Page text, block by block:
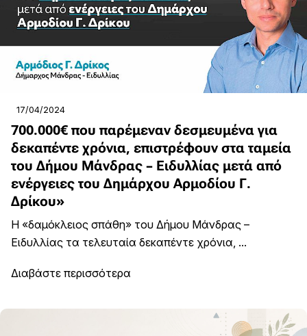
17/04/2024
700.000€ που παρέμεναν δεσμευμένα για
δεκαπέντε χρόνια, επιστρέφουν στα ταμεία
του Δήμου Μάνδρας – Ειδυλλίας μετά από
ενέργειες του Δημάρχου Αρμοδίου Γ.
Δρίκου»
Η «δαµόκλειος σπάθη» του Δήμου Μάνδρας –
Ειδυλλίας τα τελευταία δεκαπέντε χρόνια, ...
Διαβάστε περισσότερα